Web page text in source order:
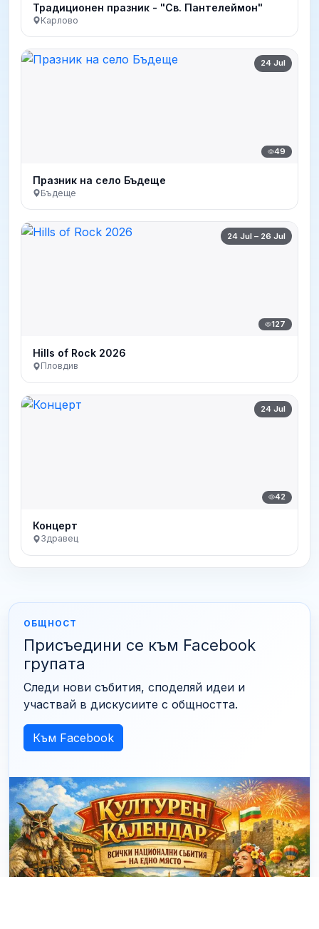
Традиционен празник - "Св. Пантелеймон"
Карлово
24 Jul
49
Празник на село Бъдеще
Бъдеще
24 Jul – 26 Jul
127
Hills of Rock 2026
Пловдив
24 Jul
42
Концерт
Здравец
ОБЩНОСТ
Присъедини се към Facebook
групата
Следи нови събития, споделяй идеи и
участвай в дискусиите с общността.
Към Facebook